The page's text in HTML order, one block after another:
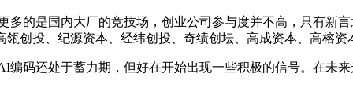
多的是国内大厂的竞技场，创业公司参与度并不高，只有新
创投、纪源资本、经纬创投、奇绩创坛、高成资本、高榕资
编码还处于蓄力期，但好在开始出现一些积极的信号。在未